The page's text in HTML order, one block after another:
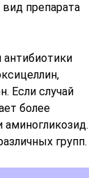
вид препарата
антибиотики
Если случай
более
групп.